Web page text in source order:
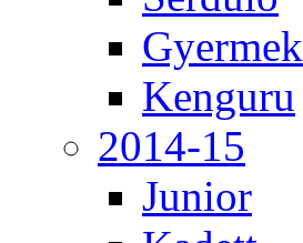
Gyermek
Kenguru
2014-15
Junior